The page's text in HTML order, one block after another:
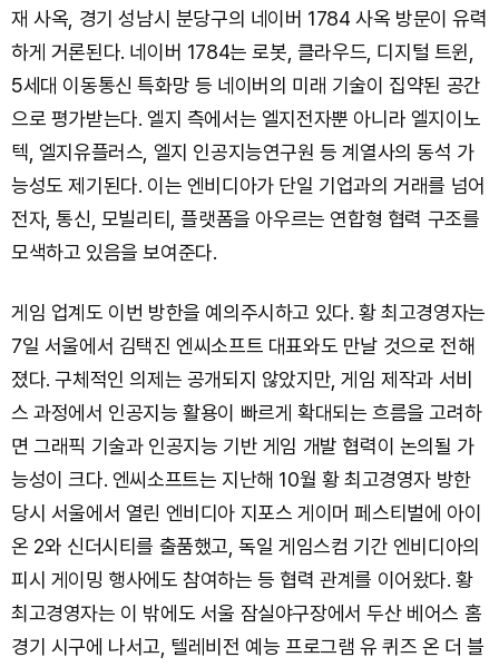
재 사옥, 경기 성남시 분당구의 네이버 1784 사옥 방문이 유력
하게 거론된다. 네이버 1784는 로봇, 클라우드, 디지털 트윈,
5세대 이동통신 특화망 등 네이버의 미래 기술이 집약된 공간
으로 평가받는다. 엘지 측에서는 엘지전자뿐 아니라 엘지이노
텍, 엘지유플러스, 엘지 인공지능연구원 등 계열사의 동석 가
능성도 제기된다. 이는 엔비디아가 단일 기업과의 거래를 넘어
전자, 통신, 모빌리티, 플랫폼을 아우르는 연합형 협력 구조를
모색하고 있음을 보여준다.
게임 업계도 이번 방한을 예의주시하고 있다. 황 최고경영자는
7일 서울에서 김택진 엔씨소프트 대표와도 만날 것으로 전해
졌다. 구체적인 의제는 공개되지 않았지만, 게임 제작과 서비
스 과정에서 인공지능 활용이 빠르게 확대되는 흐름을 고려하
면 그래픽 기술과 인공지능 기반 게임 개발 협력이 논의될 가
능성이 크다. 엔씨소프트는 지난해 10월 황 최고경영자 방한
당시 서울에서 열린 엔비디아 지포스 게이머 페스티벌에 아이
온 2와 신더시티를 출품했고, 독일 게임스컴 기간 엔비디아의
피시 게이밍 행사에도 참여하는 등 협력 관계를 이어왔다. 황
최고경영자는 이 밖에도 서울 잠실야구장에서 두산 베어스 홈
경기 시구에 나서고, 텔레비전 예능 프로그램 유 퀴즈 온 더 블